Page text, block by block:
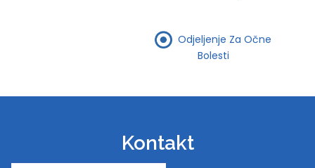
Odjeljenje Za Očne
Bolesti
Kontakt